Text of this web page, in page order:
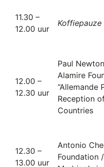
11.30 –
12.00 uur
Koffiepauze
12.00 –
12.30 uur
Paul
Alamire
“Allemande
Reception
Countries
12.30 –
13.00 uur
Antonio
Foundation